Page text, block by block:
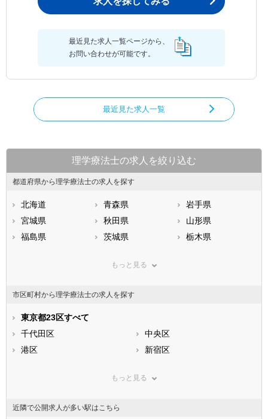
最近見た求人一覧ページから、
お問い合わせが可能です。
最近見た求人一覧
理学療法士の求人を絞り込む
都道府県から理学療法士の求人を探す
北海道 青森県
岩手県
宮城県
秋田県
山形県
福島県
茨城県
栃木県
神奈川県
石川県
福井県
静岡県
滋賀県
兵庫県
山口県
福岡県
佐賀県
もっと見る
市区町村から理学療法士の求人を探す
東京都23区すべて
千代田区
中央区
港区
新宿区
江東区
大田区
もっと見る
近隣で公開求人が多い駅はこちら